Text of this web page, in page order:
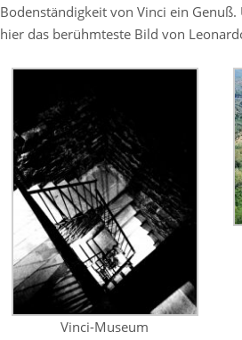
Bodenständigkeit von Vinci ein
hier das berühmteste Bild von
Vinci-Museum